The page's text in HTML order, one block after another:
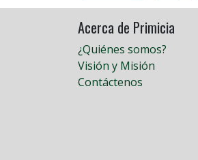
Acerca de Primicia
¿Quiénes somos?
Visión y Misión
Contáctenos